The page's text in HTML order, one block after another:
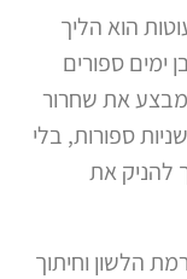
הוא הליך
ימים ספורים
מבצע את שחרור
ספורות, בלי
להניק את
הלשון וחיתוך